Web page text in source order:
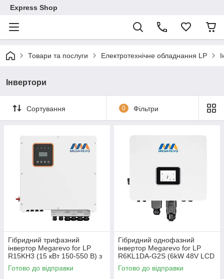
Express Shop
Товари та послуги Електротехнічне обладнання LP
Інвертори
Сортування 0 Фільтри
Гібридний трифазний
інвертор Megarevo for LP
R15KH3 (15 кВт 150-550 В) з
MPPT-контролерами 100%
незбалансоване
Готово до відправки
Гібридний однофазний
інвертор Megarevo for LP
R6KL1DA-G2S (6kW 48V LCD
дисплей GEN порт потужність
6 кВт 120 А)
Готово до відправки